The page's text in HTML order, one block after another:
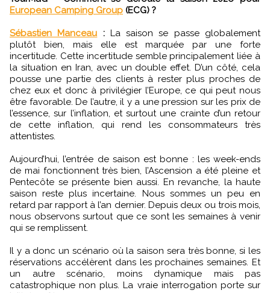
European Camping Group (ECG) ?
Sébastien Manceau :La saison se passe globalement
plutôt bien, mais elle est marquée par une forte
incertitude. Cette incertitude semble principalement liée à
la situation en Iran, avec un double effet. D’un côté, cela
pousse une partie des clients à rester plus proches de
chez eux et donc à privilégier l’Europe, ce qui peut nous
être favorable. De l’autre, il y a une pression sur les prix de
l’essence, sur l’inflation, et surtout une crainte d’un retour
de cette inflation, qui rend les consommateurs très
attentistes.
Aujourd’hui, l’entrée de saison est bonne : les week-ends
de mai fonctionnent très bien, l’Ascension a été pleine et
Pentecôte se présente bien aussi. En revanche, la haute
saison reste plus incertaine. Nous sommes un peu en
retard par rapport à l’an dernier. Depuis deux ou trois mois,
nous observons surtout que ce sont les semaines à venir
qui se remplissent.
Il y a donc un scénario où la saison sera très bonne, si les
réservations accélèrent dans les prochaines semaines. Et
un autre scénario, moins dynamique mais pas
catastrophique non plus. La vraie interrogation porte sur